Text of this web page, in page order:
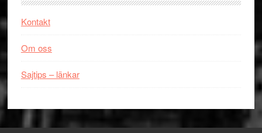
Kontakt
Om oss
Sajtips – länkar